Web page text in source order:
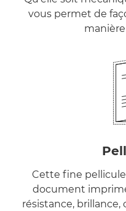
vous permet de
Cette fine
document
résistance,